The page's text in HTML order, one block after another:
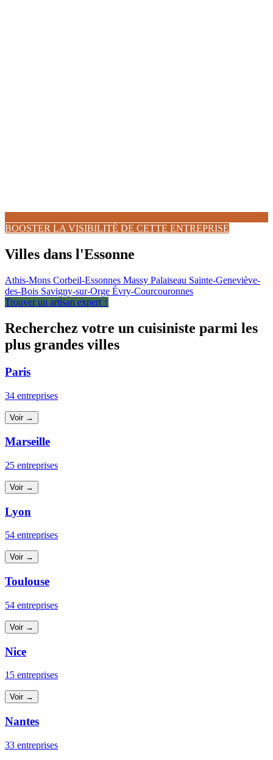
BOOSTER LA VISIBILITÉ DE CETTE ENTREPRISE
Villes dans l'Essonne
Athis-Mons Corbeil-Essonnes Massy Palaiseau Sainte-Geneviève-
des-Bois Savigny-sur-Orge Évry-Courcouronnes
Trouver un artisan expert ↑
Recherchez votre un cuisiniste parmi les
plus grandes villes
Paris
34 entreprises
Voir →
Marseille
25 entreprises
Voir →
Lyon
54 entreprises
Voir →
Toulouse
54 entreprises
Voir →
Nice
15 entreprises
Voir →
Nantes
33 entreprises